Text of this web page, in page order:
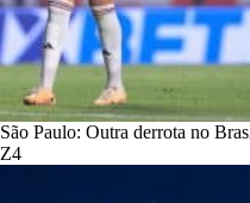
São Paulo: Outra derrota no
Z4